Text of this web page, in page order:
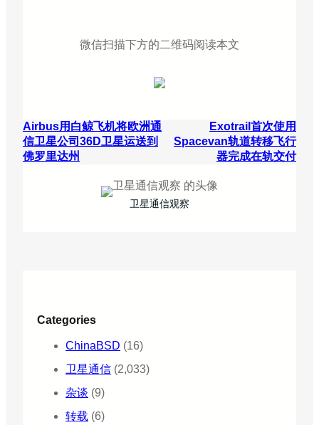
微信扫描下方的二维码阅读本文
Airbus用白鲸飞机将欧洲通
信卫星公司36D卫星运送到
佛罗里达州
Exotrail首次使用
Spacevan轨道转移飞行
器完成在轨交付
卫星通信观察
Categories
ChinaBSD (16)
卫星通信 (2,033)
杂谈 (9)
转载 (6)